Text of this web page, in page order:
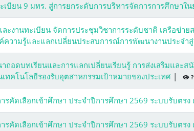
เบียน 9 มทร. สู่การยกระดับการบริหารจัดการการศึกษาใ
ละงานทะเบียน จัดการประชุมวิชาการระดับชาติ เครือข่า
ค์ความรู้และแลกเปลี่ยนประสบการณ์การพัฒนางานประจำ
าถอดบทเรียนและการแลกเปลี่ยนเรียนรู้ การส่งเสริมแล
ทคโนโลยีรองรับอุตสาหกรรมเป้าหมายของประเทศ | ?
รคัดเลือกเข้าศึกษา ประจำปีการศึกษา 2569 ระบบรับตรง
รคัดเลือกเข้าศึกษา ประจำปีการศึกษา 2569 ระบบรับตรง